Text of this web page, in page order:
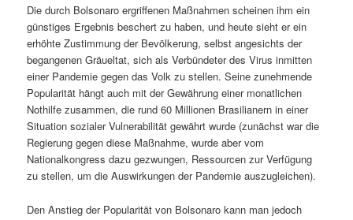
Die durch Bolsonaro ergriffenen Maßnahmen scheinen ihm ein
günstiges Ergebnis beschert zu haben, und heute sieht er ein
erhöhte Zustimmung der Bevölkerung, selbst angesichts der
begangenen Gräueltat, sich als Verbündeter des Virus inmitten
einer Pandemie gegen das Volk zu stellen. Seine zunehmende
Popularität hängt auch mit der Gewährung einer monatlichen
Nothilfe zusammen, die rund 60 Millionen Brasilianern in einer
Situation sozialer Vulnerabilität gewährt wurde (zunächst war die
Regierung gegen diese Maßnahme, wurde aber vom
Nationalkongress dazu gezwungen, Ressourcen zur Verfügung
zu stellen, um die Auswirkungen der Pandemie auszugleichen).
Den Anstieg der Popularität von Bolsonaro kann man jedoch